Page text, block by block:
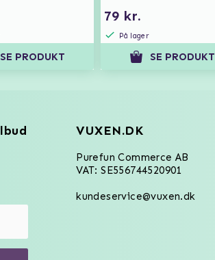
SE PRODUKT
79 kr.
På lager
SE PRODUKT
VUXEN.DK
Purefun Commerce AB
VAT: SE556744520901
kundeservice@vuxen.dk